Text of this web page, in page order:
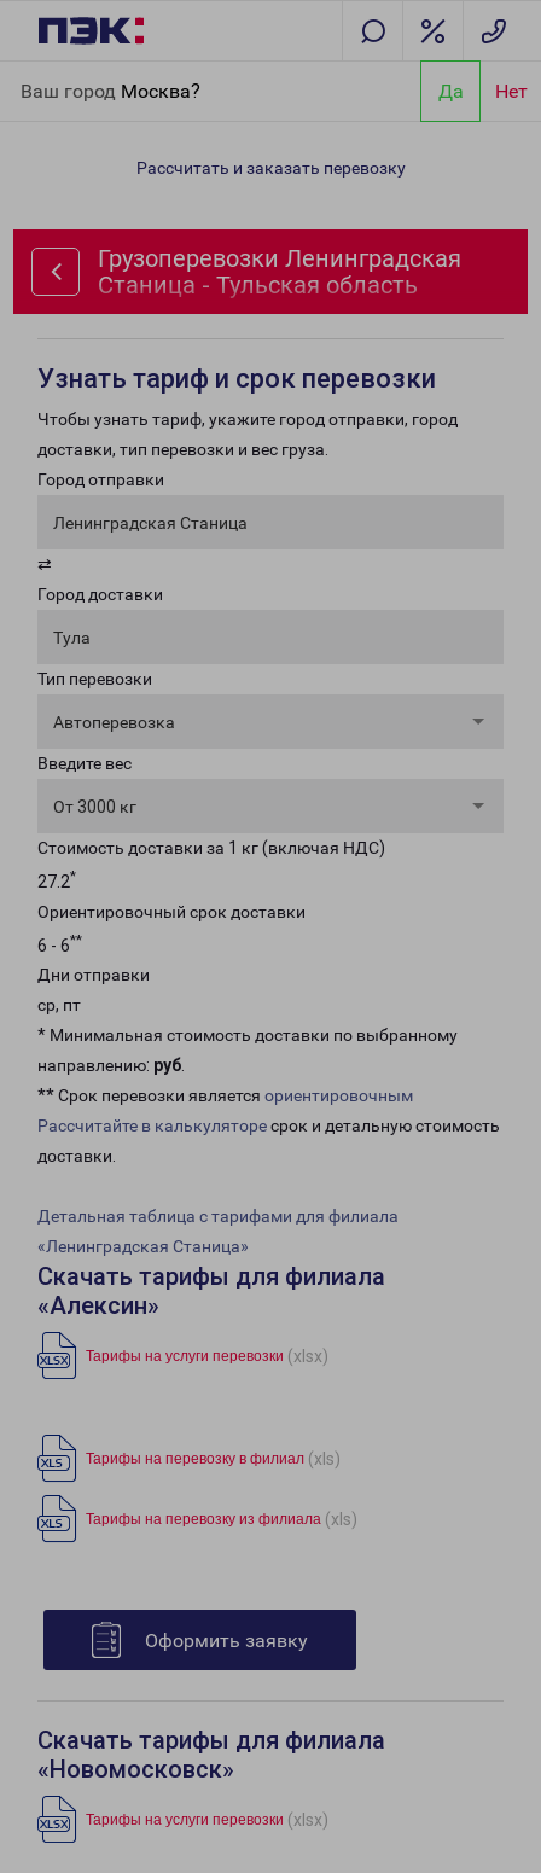
Ваш город Москва? Да Нет
Станица - Тульская область
Рассчитать и заказать перевозку
Грузоперевозки Ленинградская
Станица - Тульская область
Узнать тариф и срок перевозки
Чтобы узнать тариф, укажите город отправки, город
доставки, тип перевозки и вес груза.
Город отправки
Ленинградская Станица
⇄
Город доставки
Тула
Тип перевозки
Автоперевозка
Введите вес
От 3000 кг
Стоимость доставки за 1 кг (включая НДС)
27.2*
Ориентировочный срок доставки
6 - 6**
Дни отправки
ср, пт
* Минимальная стоимость доставки по выбранному
направлению: руб.
** Срок перевозки является ориентировочным
Рассчитайте в калькуляторесрок и детальную стоимость
доставки.
Детальная таблица с тарифами для филиала
«Ленинградская Станица»
Скачать тарифы для филиала
«Алексин»
Тарифы на услуги перевозки (xlsx)
Тарифы на перевозку в филиал (xls)
Тарифы на перевозку из филиала (xls)
Оформить заявку
Скачать тарифы для филиала
«Новомосковск»
Тарифы на услуги перевозки (xlsx)